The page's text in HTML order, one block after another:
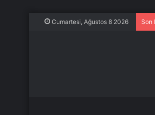
Cumartesi, Ağustos 8 2026 Son